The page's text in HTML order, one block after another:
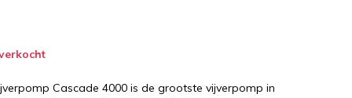
Cascade 4000 is de grootste vijverpomp in